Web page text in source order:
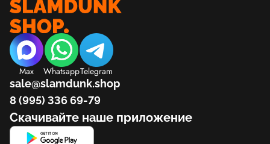
Max WhatsappTelegram
sale@slamdunk.shop
8 (995) 336 69-79
Скачивайте наше приложение